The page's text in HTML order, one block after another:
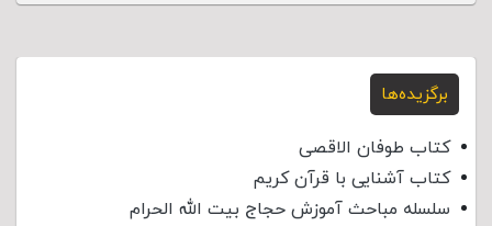
برگزیده‌ها
کتاب طوفان الاقصی
کتاب آشنایی با قرآن کریم
سلسله مباحث آموزش حجاج بیت الله الحرام